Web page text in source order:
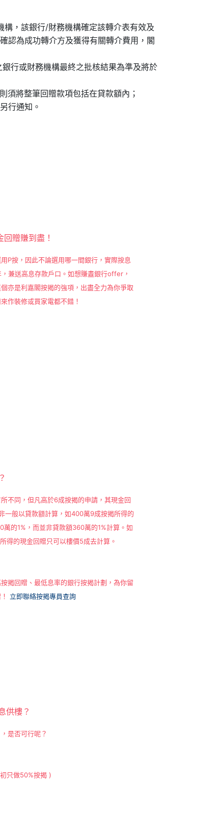
構，該銀行/財務機構確定該轉介表有效及
認為成功轉介方及獲得有關轉介費用，閣
行或財務機構最終之批核結果為準及將於
須將整筆回贈款項包括在貸款額內；
行通知。
贈賺到盡！
P按，因此不論選用哪一間銀行，實際按息
兼送高息存款戶口。如想賺䀆銀行offer，
亦是利嘉閣按揭的強項，出盡全力為你爭取
作裝修或買家電都不錯！
不同，但凡高於6成按揭的申請，其現金回
一般以貸款額計算，如400萬9成按揭所得的
的1%，而並非貸款額360萬的1%計算。如
得的現金回贈只可以樓價5成去計算。
揭回贈、最低息率的銀行按揭計劃，為你留
立即聯絡按揭專員查詢
供樓？
是否可行呢？
只做50%按揭 )